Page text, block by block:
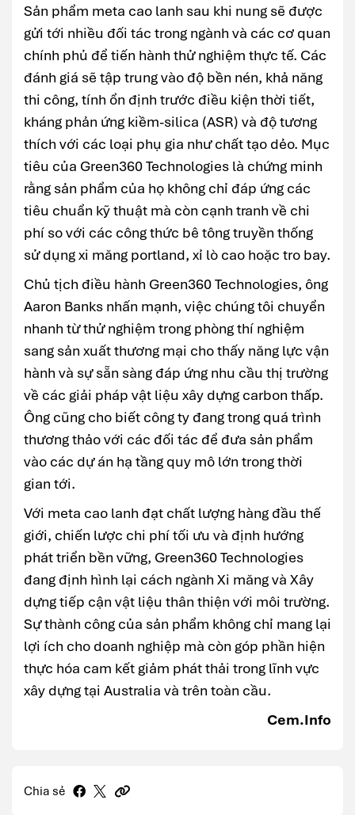
Sản phẩm meta cao lanh sau khi nung sẽ được
gửi tới nhiều đối tác trong ngành và các cơ quan
chính phủ để tiến hành thử nghiệm thực tế. Các
đánh giá sẽ tập trung vào độ bền nén, khả năng
thi công, tính ổn định trước điều kiện thời tiết,
kháng phản ứng kiềm-silica (ASR) và độ tương
thích với các loại phụ gia như chất tạo dẻo. Mục
tiêu của Green360 Technologies là chứng minh
rằng sản phẩm của họ không chỉ đáp ứng các
tiêu chuẩn kỹ thuật mà còn cạnh tranh về chi
phí so với các công thức bê tông truyền thống
sử dụng xi măng portland, xỉ lò cao hoặc tro bay.
Chủ tịch điều hành Green360 Technologies, ông
Aaron Banks nhấn mạnh, việc chúng tôi chuyển
nhanh từ thử nghiệm trong phòng thí nghiệm
sang sản xuất thương mại cho thấy năng lực vận
hành và sự sẵn sàng đáp ứng nhu cầu thị trường
về các giải pháp vật liệu xây dựng carbon thấp.
Ông cũng cho biết công ty đang trong quá trình
thương thảo với các đối tác để đưa sản phẩm
vào các dự án hạ tầng quy mô lớn trong thời
gian tới.
Với meta cao lanh đạt chất lượng hàng đầu thế
giới, chiến lược chi phí tối ưu và định hướng
phát triển bền vững, Green360 Technologies
đang định hình lại cách ngành Xi măng và Xây
dựng tiếp cận vật liệu thân thiện với môi trường.
Sự thành công của sản phẩm không chỉ mang lại
lợi ích cho doanh nghiệp mà còn góp phần hiện
thực hóa cam kết giảm phát thải trong lĩnh vực
xây dựng tại Australia và trên toàn cầu.
Cem.Info
Chia sẻ